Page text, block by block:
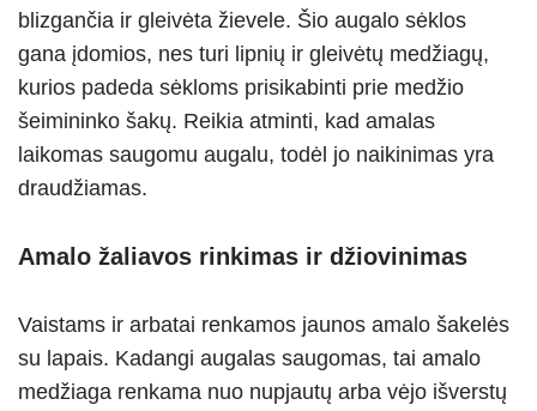
blizgančia ir gleivėta žievele. Šio augalo sėklos
gana įdomios, nes turi lipnių ir gleivėtų medžiagų,
kurios padeda sėkloms prisikabinti prie medžio
šeimininko šakų. Reikia atminti, kad amalas
laikomas saugomu augalu, todėl jo naikinimas yra
draudžiamas.
Amalo žaliavos rinkimas ir džiovinimas
Vaistams ir arbatai renkamos jaunos amalo šakelės
su lapais. Kadangi augalas saugomas, tai amalo
medžiaga renkama nuo nupjautų arba vėjo išverstų